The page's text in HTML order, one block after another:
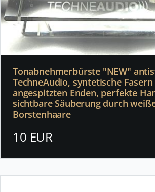
Tonabnehmerbürste "NEW"
TechneAudio, syntetische
angespitzten Enden, perfekte
sichtbare Säuberung durch
Borstenhaare
10 EUR